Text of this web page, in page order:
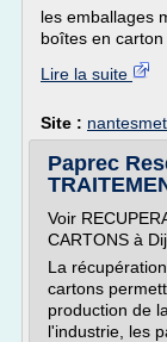
les emballages
boîtes en carton
Lire la suite
Site :
Paprec
Voir
CARTONS à
La
cartons
production de
l'industrie, les